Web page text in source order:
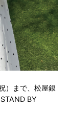
）まで、松屋銀
BY